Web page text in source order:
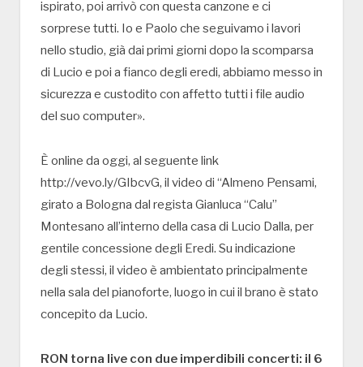
ispirato, poi arrivò con questa canzone e ci
sorprese tutti. Io e Paolo che seguivamo i lavori
nello studio, già dai primi giorni dopo la scomparsa
di Lucio e poi a fianco degli eredi, abbiamo messo in
sicurezza e custodito con affetto tutti i file audio
del suo computer».
È online da oggi, al seguente link
http://vevo.ly/GIbcvG, il video di “Almeno Pensami,
girato a Bologna dal regista Gianluca “Calu”
Montesano all’interno della casa di Lucio Dalla, per
gentile concessione degli Eredi. Su indicazione
degli stessi, il video è ambientato principalmente
nella sala del pianoforte, luogo in cui il brano è stato
concepito da Lucio.
RON torna live con due imperdibili concerti: il 6